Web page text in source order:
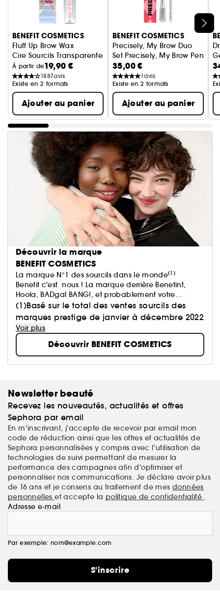
Ignorer le carrousel produits
BENEFIT COSMETICS
Fluff Up Brow Wax
Cire Sourcils Transparente
À partir de19,90 €
1887avis
Existe en 2 formats
Ajouter au panier
BENEFIT COSMETICS
Precisely, My Brow Duo
Set Precisely, My Brow Pencil
35,00 €
1avis
Existe en 2 formats
Ajouter au panier
Découvrir la marque
BENEFIT COSMETICS
La marque N°1 des sourcils dans le monde(1)
Benefit c'est nous ! La marque derrière Benetint,
Hoola, BADgal BANG!, et probablement votre
marque sourcils préférée !
Chez Benefit, nous pensons que la beauté doit être
synonyme de plaisir et de bien-être. Parce que le
bien-être intérieur se voit à l'extérieur.​
Alors, que vous soyez à la recherche de votre produit
make-up favori ou que vous ayez simplement besoin
de vous amuser, on s'occupe de vous.
(1)Basé sur le total des ventes sourcils des
marques prestige de janvier à décembre 2022
Voir plus
Découvrir BENEFIT COSMETICS
Newsletter beauté
Recevez les nouveautés, actualités et offres
Sephora par email
En m’inscrivant, j’accepte de recevoir par email mon
code de réduction ainsi que les offres et actualités de
Sephora personnalisées y compris avec l’utilisation de
technologies de suivi permettant de mesurer la
performance des campagnes afin d'optimiser et
personnaliser nos communications. Je déclare avoir plus
de 16 ans et je consens au traitement de mes données
personnelleset accepte la politique de confidentialité .
Adresse e-mail
Par exemple: nom@example.com
S'inscrire